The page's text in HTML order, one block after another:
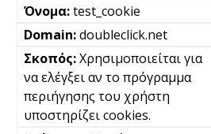
test_cookie
doubleclick.net
Χρησιμοποιείται για
να ελέγξει αν το πρόγραμμα
περιήγησης του χρήστη
υποστηρίζει cookies.